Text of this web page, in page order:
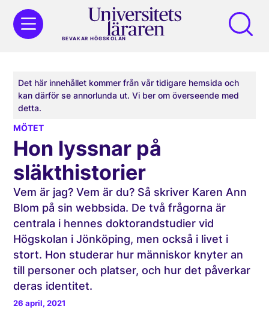
BEVAKAR HÖGSKOLAN
Det här innehållet kommer från vår tidigare hemsida och
kan därför se annorlunda ut. Vi ber om överseende med
detta.
MÖTET
Hon lyssnar på
släkthistorier
Vem är jag? Vem är du? Så skriver Karen Ann
Blom på sin webbsida. De två frågorna är
centrala i hennes doktorandstudier vid
Högskolan i Jönköping, men också i livet i
stort. Hon studerar hur människor knyter an
till personer och platser, och hur det påverkar
deras identitet.
26 april, 2021